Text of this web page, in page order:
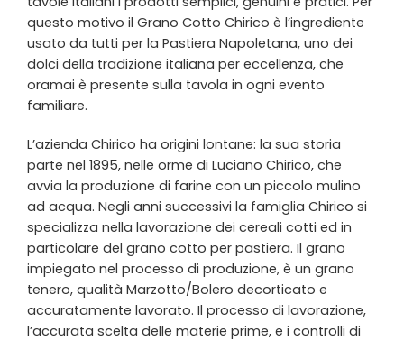
questo motivo il Grano Cotto Chirico è l’ingrediente
usato da tutti per la Pastiera Napoletana, uno dei
dolci della tradizione italiana per eccellenza, che
oramai è presente sulla tavola in ogni evento
familiare.
L’azienda Chirico ha origini lontane: la sua storia
parte nel 1895, nelle orme di Luciano Chirico, che
avvia la produzione di farine con un piccolo mulino
ad acqua. Negli anni successivi la famiglia Chirico si
specializza nella lavorazione dei cereali cotti ed in
particolare del grano cotto per pastiera. Il grano
impiegato nel processo di produzione, è un grano
tenero, qualità Marzotto/Bolero decorticato e
accuratamente lavorato. Il processo di lavorazione,
l’accurata scelta delle materie prime, e i controlli di